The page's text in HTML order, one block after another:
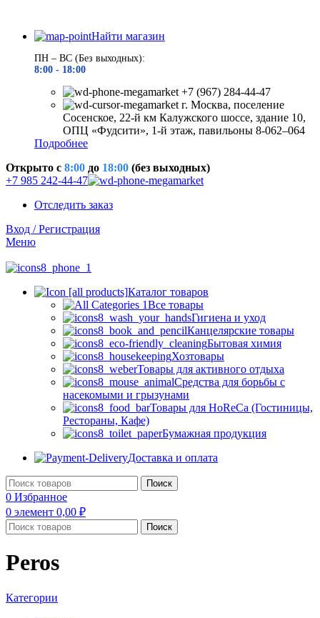
Найти магазин
ПН – ВС (Без выходных):
8:00 - 18:00
+7 (967) 284-44-47
г. Москва, поселение
Сосенское, 22-й км Калужского шоссе, здание 10,
ОПЦ «Фудсити», 1-й этаж, павильоны 8-062–064
Подробнее
Открыто c 8:00 до 18:00 (без выходных)
+7 985 242-44-47
Отследить заказ
Вход / Регистрация
Меню
Каталог товаров
Все товары
Гигиена и уход
Канцелярские товары
Бытовая химия
Хозтовары
Товары для активного отдыха
Средства для борьбы с
насекомыми и грызунами
Товары для HoReCa (Гостиницы,
Рестораны, Кафе)
Бумажная продукция
Доставка и оплата
Поиск
0 Избранное
0 элемент 0,00 ₽
Поиск
Peros
Категории